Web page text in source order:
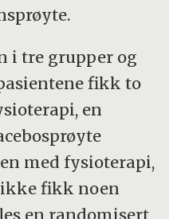
tilfeller
har smerter
Forekommer
og Norsk
i tre grupper og
fikk to
en
med fysioterapi,
fikk noen
en randomisert,